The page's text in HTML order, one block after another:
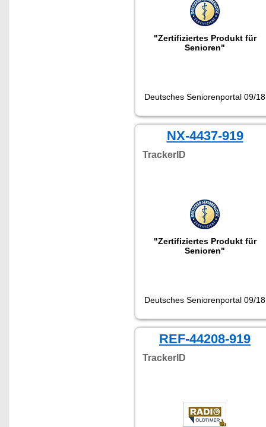
"Zertifiziertes Produkt für
Senioren"
Deutsches Seniorenportal 09/18
NX-4437-919
TrackerID
"Zertifiziertes Produkt für
Senioren"
Deutsches Seniorenportal 09/18
REF-44208-919
TrackerID